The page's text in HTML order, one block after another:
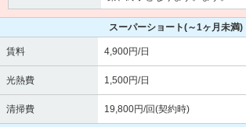
スーパーショート(～1ヶ月未満)
賃料 4,900円/日
光熱費 1,500円/日
清掃費 19,800円/回(契約時)